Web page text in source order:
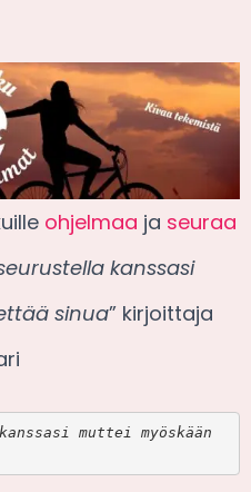
ohjelmaa ja seuraa
kanssasi
sinua” kirjoittaja
muttei myöskään